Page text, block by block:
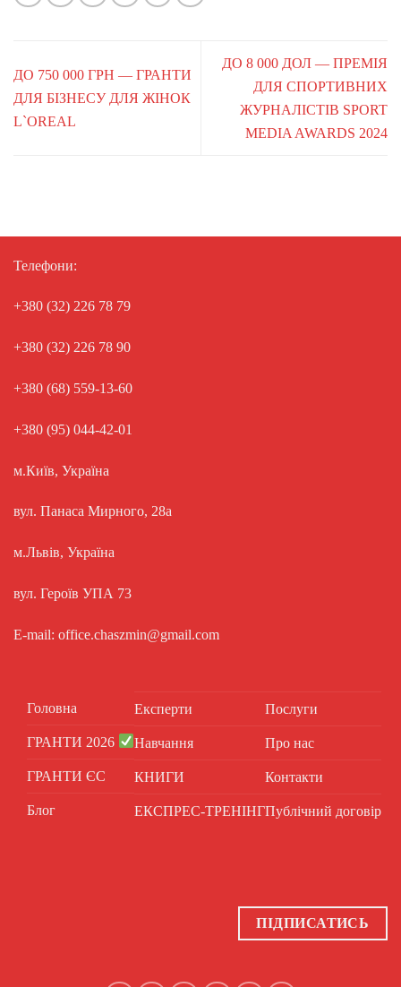
ДО 750 000 ГРН — ГРАНТИ
ДЛЯ БІЗНЕСУ ДЛЯ ЖІНОК
L`OREAL
ДО 8 000 ДОЛ — ПРЕМІЯ
ДЛЯ СПОРТИВНИХ
ЖУРНАЛІСТІВ SPORT
MEDIA AWARDS 2024
Телефони:
+380 (32) 226 78 79
+380 (32) 226 78 90
+380 (68) 559-13-60
+380 (95) 044-42-01
м.Київ, Україна
вул. Панаса Мирного, 28а
м.Львів, Україна
вул. Героїв УПА 73
E-mail: office.chaszmin@gmail.com
Головна
ГРАНТИ 2026
ГРАНТИ ЄС
Блог
Експерти
Навчання
КНИГИ
ЕКСПРЕС-ТРЕНІНГ
Послуги
Про нас
Контакти
Публічний договір
ПІДПИСАТИСЬ